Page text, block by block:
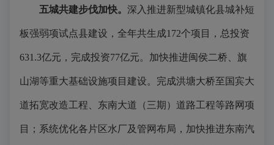
五城共建步伐加快。 深入推进新型城镇化县城补短
板强弱项试点县建设，全年共生成172个项目，总投资
631.3亿元，完成投资77亿元。加快推进闽侯二桥、旗
山湖等重大基础设施项目建设。完成洪塘大桥至国宾大
道拓宽改造工程、东南大道（三期）道路工程等路网项
目；系统优化各片区水厂及管网布局，加快推进东南汽